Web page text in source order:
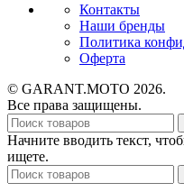
Контакты
Наши бренды
Политика
Оферта
© GARANT.MOTO 2026.
Все права защищены.
Начните вводить текст,
ищете.